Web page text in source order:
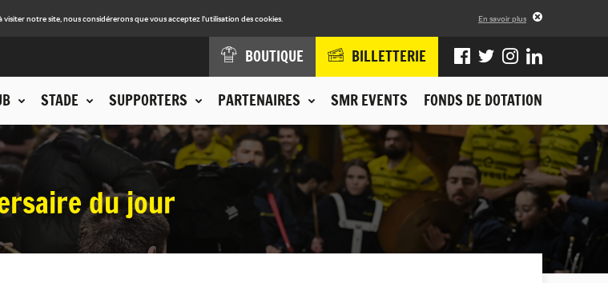
notre site, nous considérerons que vous acceptez l'utilisation des cookies. En savoir plus
STADE SUPPORTERS PARTENAIRES SMR EVENTS FONDS DE DOTATION
BOUTIQUE BILLETTERIE
du jour